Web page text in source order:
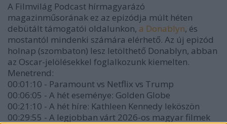
A Filmvilág Podcast hírmagyarázó
magazinműsorának ez az epizódja múlt héten
debütált támogatói oldalunkon, a Donablyn, és
mostantól mindenki számára elérhető. Az új epizód
holnap (szombaton) lesz letölthető Donablyn, abban
az Oscar-jelölésekkel foglalkozunk kiemelten.
Menetrend:
00:01:10 - Paramount vs Netflix vs Trump
00:06:05 - A hét eseménye: Golden Globe
00:21:10 - A hét híre: Kathleen Kennedy leköszön
00:29:55 - A legjobban várt 2026-os magyar filmek